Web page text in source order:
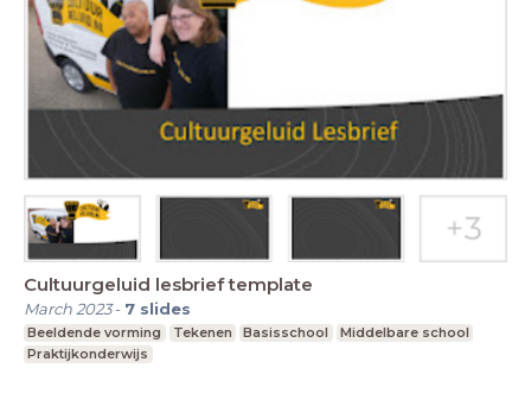
Cultuurgeluid lesbrief template
March 2023- 7 slides
Beeldende vorming Tekenen Basisschool
Middelbare school
Praktijkonderwijs